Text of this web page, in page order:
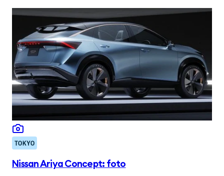
TOKYO
Nissan Ariya Concept: foto